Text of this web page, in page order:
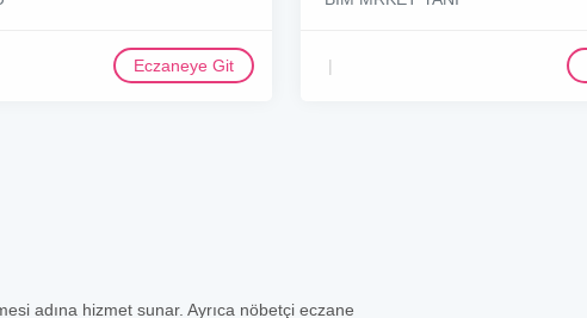
Eczaneye Git
adına hizmet sunar. Ayrıca nöbetçi eczane